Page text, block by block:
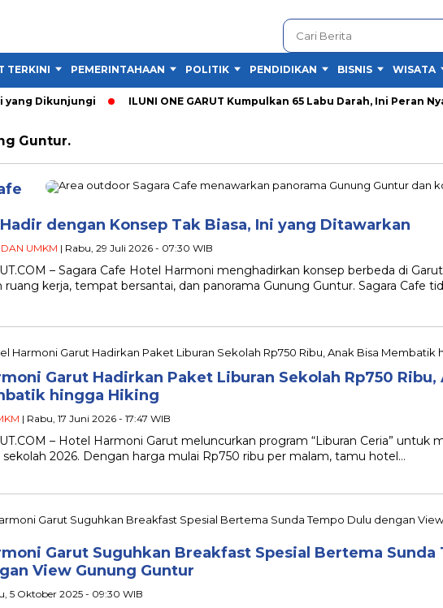
TERKINI PEMERINTAHAAN POLITIK PENDIDIKAN BISNIS WISATA
Dikunjungi ILUNI ONE GARUT Kumpulkan 65 Labu Darah, Ini Peran Nyata
Guntur.
dengan Konsep Tak Biasa, Ini yang Ditawarkan
DAN UMKM | Rabu, 29 Juli 2026 - 07:30 WIB
– Sagara Cafe Hotel Harmoni menghadirkan konsep berbeda di
kerja, tempat bersantai, dan panorama Gunung Guntur. Sagara Cafe
Garut Hadirkan Paket Liburan Sekolah Rp750 Ribu,
hingga Hiking
| Rabu, 17 Juni 2026 - 17:47 WIB
– Hotel Harmoni Garut meluncurkan program “Liburan Ceria” untuk
sekolah 2026. Dengan harga mulai Rp750 ribu per malam, tamu hotel…
Garut Suguhkan Breakfast Spesial Bertema Sunda
View Gunung Guntur
5 Oktober 2025 - 09:30 WIB